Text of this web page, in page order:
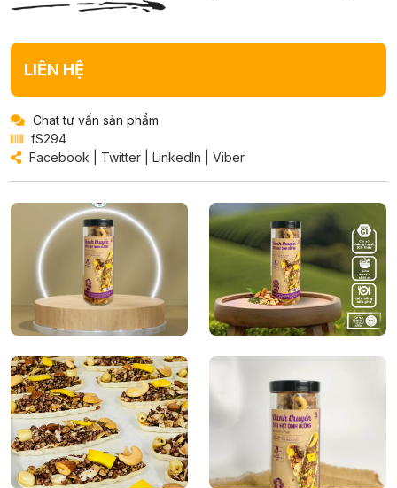
LIÊN HỆ
Chat tư vấn sản phẩm
fS294
Facebook
Twitter LinkedIn Viber